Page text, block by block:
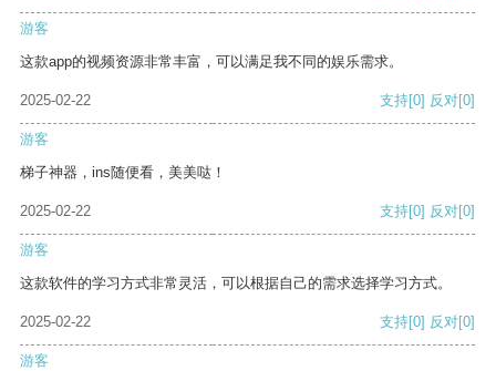
游客
这款app的视频资源非常丰富，可以满足我不同的娱乐需求。
2025-02-22 支持[0] 反对[0]
游客
梯子神器，ins随便看，美美哒！
2025-02-22 支持[0] 反对[0]
游客
这款软件的学习方式非常灵活，可以根据自己的需求选择学习方式。
2025-02-22 支持[0] 反对[0]
游客